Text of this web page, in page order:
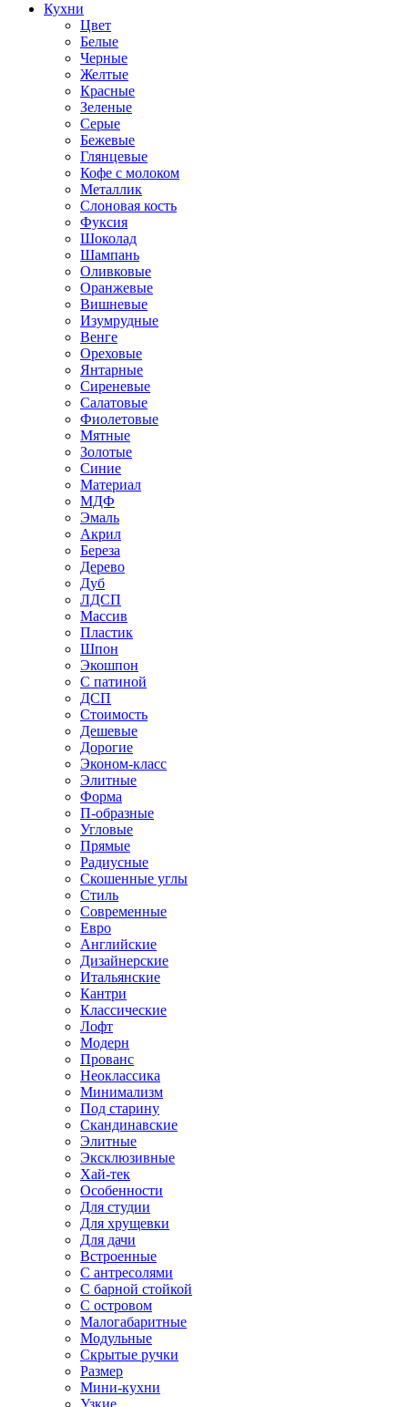
Кухни
Цвет
Белые
Черные
Желтые
Красные
Зеленые
Серые
Бежевые
Глянцевые
Кофе с молоком
Металлик
Слоновая кость
Фуксия
Шоколад
Шампань
Оливковые
Оранжевые
Вишневые
Изумрудные
Венге
Ореховые
Янтарные
Сиреневые
Салатовые
Фиолетовые
Мятные
Золотые
Синие
Материал
МДФ
Эмаль
Акрил
Береза
Дерево
Дуб
ЛДСП
Массив
Пластик
Шпон
Экошпон
С патиной
ДСП
Стоимость
Дешевые
Дорогие
Эконом-класс
Элитные
Форма
П-образные
Угловые
Прямые
Радиусные
Скошенные углы
Стиль
Современные
Евро
Английские
Дизайнерские
Итальянские
Кантри
Классические
Лофт
Модерн
Прованс
Неоклассика
Минимализм
Под старину
Скандинавские
Элитные
Эксклюзивные
Хай-тек
Особенности
Для студии
Для хрущевки
Для дачи
Встроенные
С антресолями
С барной стойкой
С островом
Малогабаритные
Модульные
Скрытые ручки
Размер
Мини-кухни
Узкие